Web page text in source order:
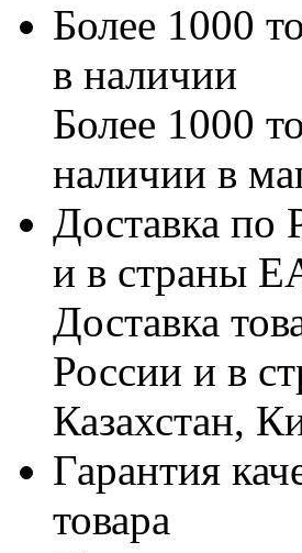
Более 1000
в наличии
Более 1000
наличии в
Доставка по
и в страны
Доставка
России и в
Казахстан,
Гарантия
товара